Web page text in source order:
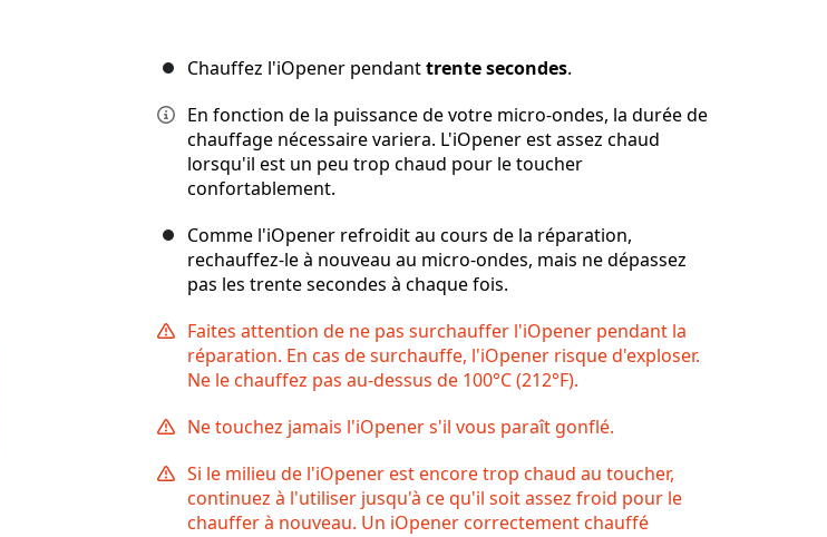
Annuler Publier un commentaire
Chauffez l'iOpener pendanttrente secondes.
En fonction de la puissance de votre micro-ondes, la durée de
chauffage nécessaire variera. L'iOpener est assez chaud
lorsqu'il est un peu trop chaud pour le toucher
confortablement.
Comme l'iOpener refroidit au cours de la réparation,
rechauffez-le à nouveau au micro-ondes, mais ne dépassez
pas les trente secondes à chaque fois.
Faites attention de ne pas surchauffer l'iOpener pendant la
réparation. En cas de surchauffe, l'iOpener risque d'exploser.
Ne le chauffez pas au-dessus de 100°C (212°F).
Ne touchez jamais l'iOpener s'il vous paraît gonflé.
Si le milieu de l'iOpener est encore trop chaud au toucher,
continuez à l'utiliser jusqu'à ce qu'il soit assez froid pour le
chauffer à nouveau. Un iOpener correctement chauffé